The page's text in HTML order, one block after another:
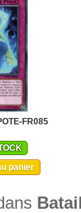
FR085
panier